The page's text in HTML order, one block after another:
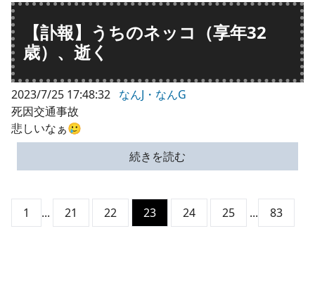
【訃報】うちのネッコ（享年32
歳）、逝く
2023/7/25 17:48:32 なんJ・なんG
死因交通事故
悲しいなぁ🥲
続きを読む
1 ... 21 22 23 24 25 ... 83